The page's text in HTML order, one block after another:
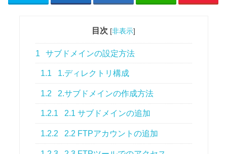
目次 [非表示]
1 サブドメインの設定方法
1.1 1.ディレクトリ構成
1.2 2.サブドメインの作成方法
1.2.1 2.1 サブドメインの追加
1.2.2 2.2 FTPアカウントの追加